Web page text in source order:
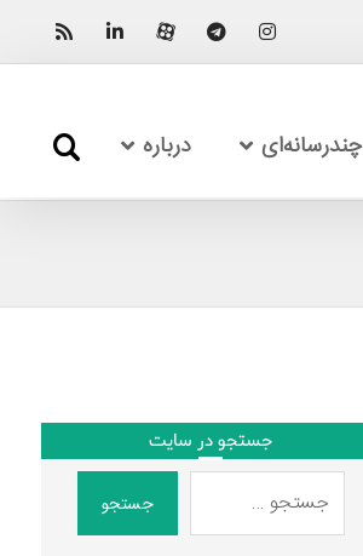
چندرسانه‌ای درباره
جستجو در سایت
جستجو